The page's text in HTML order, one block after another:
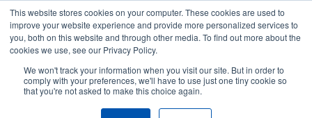
This website stores cookies on your computer. These cookies are used to
improve your website experience and provide more personalized services to
you, both on this website and through other media. To find out more about the
cookies we use, see our Privacy Policy.
We won't track your information when you visit our site. But in order to
comply with your preferences, we'll have to use just one tiny cookie so
that you're not asked to make this choice again.
Skip to content
데모 신청하기
중요한 비즈니스 고충 해결